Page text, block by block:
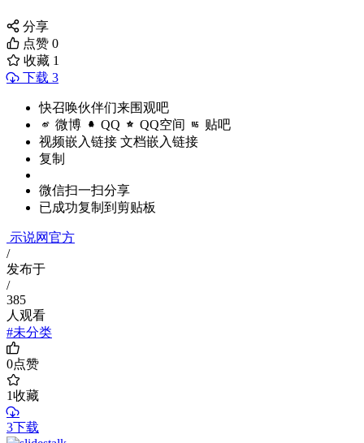
分享
点赞 0
收藏 1
下载 3
快召唤伙伴们来围观吧
微博 QQ QQ空间 贴吧
视频嵌入链接 文档嵌入链接
复制
微信扫一扫分享
已成功复制到剪贴板
示说网官方
/
发布于
/
385
人观看
#未分类
0点赞
1收藏
3下载